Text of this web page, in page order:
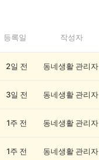
등록일 작성자
2일 전 동네생활 관리자
3일 전 동네생활 관리자
1주 전 동네생활 관리자
1주 전 동네생활 관리자